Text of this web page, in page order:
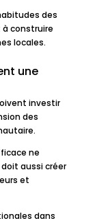
des
construire
locales.
une
investir
des
ne
aussi créer
et
dans